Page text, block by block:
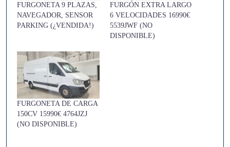
FURGONETA 9 PLAZAS,
NAVEGADOR, SENSOR
PARKING (¿VENDIDA!)
FURGÓN EXTRA LARGO
6 VELOCIDADES 16990€
5539JWF (NO
DISPONIBLE)
FURGONETA DE CARGA
150CV 15990€ 4764JZJ
(NO DISPONIBLE)